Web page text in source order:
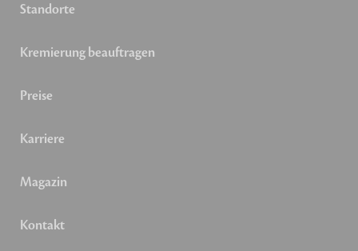
Standorte
Kremierung beauftragen
Preise
Karriere
Magazin
Kontakt